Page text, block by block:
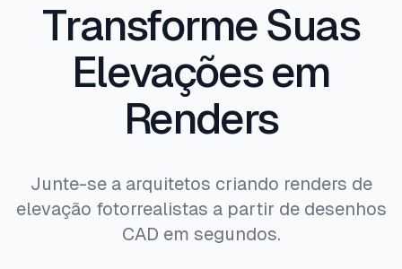
Transforme Suas
Elevações em
Renders
Junte-se a arquitetos criando renders de
elevação fotorrealistas a partir de desenhos
CAD em segundos.